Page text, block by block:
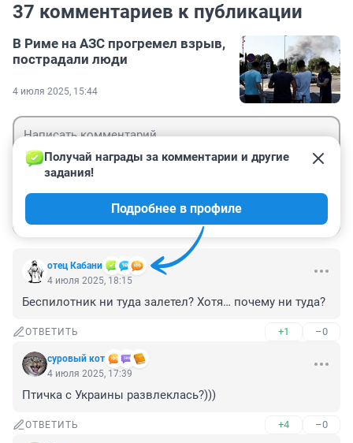
37 комментариев к публикации
В Риме на АЗС прогремел взрыв,
пострадали люди
4 июля 2025, 15:44
отец Кабани
Получай награды за комментарии и другие
задания!
Подробнее в профиле
4 июля 2025, 18:15
Беспилотник ни туда залетел? Хотя… почему ни туда?
ОТВЕТИТЬ +1 –0
суровый кот
4 июля 2025, 17:39
Птичка с Украины развлеклась?)))
ОТВЕТИТЬ +4 –0